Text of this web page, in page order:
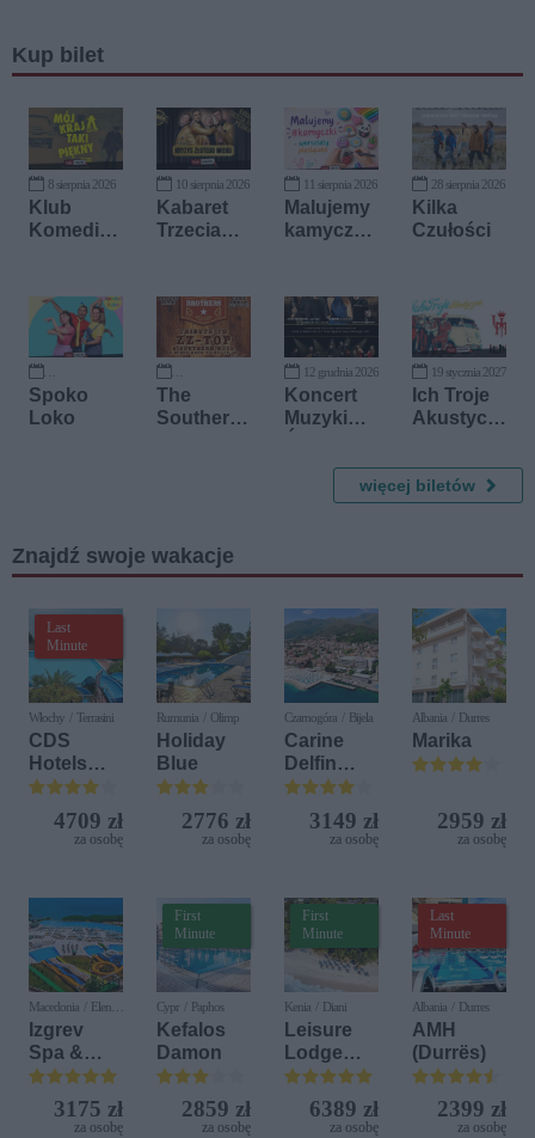
Kup bilet
8 sierpnia 2026
Klub
Komedio
10 sierpnia 2026
Kabaret
Trzecia
11 sierpnia 2026
Malujemy
kamyczki
plastyczn
e
28 sierpnia 2026
Kilka
Czułości
26 września 2026
Spoko
Loko
16 października 2026
The
Southern
12 grudnia 2026
Koncert
Muzyki
Adam
Wojtasik
Band i
19 stycznia 2027
Ich Troje
Akustycz
więcej biletów
Znajdź swoje wakacje
Last
Minute
Włochy / Terrasini
CDS
Hotels
Terrasini
(ex. Citta
del Mare)
4709 zł
za osobę
Rumunia / Olimp
Holiday
Blue
2776 zł
za osobę
Czarnogóra / Bijela
Carine
Delfin
Bijela (ex.
Iberostar
Bijela
3149 zł
za osobę
Albania / Durres
Marika
2959 zł
za osobę
Macedonia / Elen
Kamen
Izgrev
Spa &
Aquapark
3175 zł
za osobę
First
Minute
Cypr / Paphos
Kefalos
Damon
2859 zł
za osobę
First
Minute
Kenia / Diani
Leisure
Lodge
Beach &
Golf
Resort by
6389 zł
za osobę
Last
Minute
Albania / Durres
AMH
(Durrës)
2399 zł
za osobę